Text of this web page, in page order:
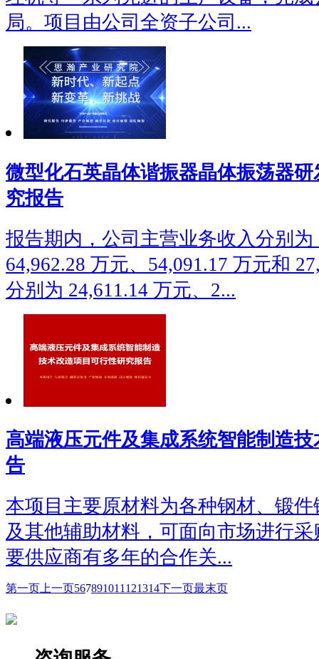
局。项目由公司全资子公司...
微型化石英晶体谐振器晶体振荡器
究报告
报告期内，公司主营业务收入分别为
64,962.28 万元、54,091.17 万元和
分别为 24,611.14 万元、2...
高端液压元件及集成系统智能制造
告
本项目主要原材料为各种钢材、锻
及其他辅助材料，可面向市场进行
要供应商有多年的合作关...
第一页 上一页567891011 121314下一页最末页